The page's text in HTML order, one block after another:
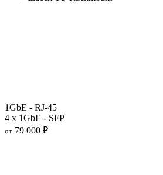
1GbE - RJ-45
4 x 1GbE - SFP
от 79 000 ₽